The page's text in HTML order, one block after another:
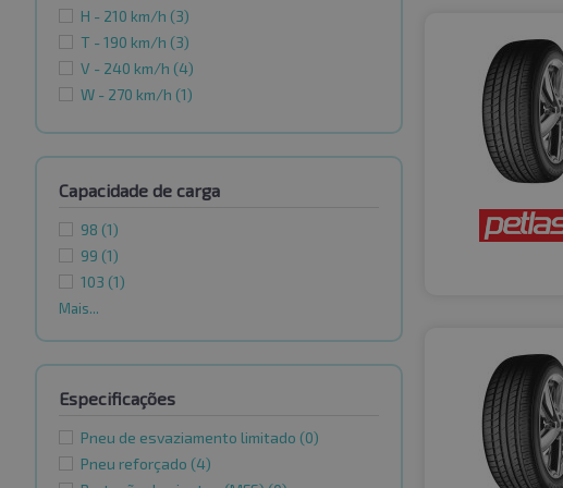
H - 210 km/h (3)
T - 190 km/h (3)
V - 240 km/h (4)
W - 270 km/h (1)
Capacidade de carga
98 (1)
99 (1)
103 (1)
Mais...
Especificações
Pneu de esvaziamento limitado (0)
Pneu reforçado (4)